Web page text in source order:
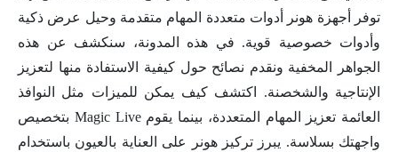
توفر أجهزة هونر أدوات متعددة المهام متقدمة وحيل عرض ذكية
وأدوات خصوصية قوية. في هذه المدونة، سنكشف عن هذه
الجواهر المخفية ونقدم نصائح حول كيفية الاستفادة منها لتعزيز
الإنتاجية والشخصنة. اكتشف كيف يمكن للميزات مثل النوافذ
العائمة تعزيز المهام المتعددة، بينما يقوم Magic Live بتخصيص
واجهتك بسلاسة. يبرز تركيز هونر على العناية بالعيون باستخدام